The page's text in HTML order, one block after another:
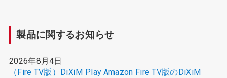
製品に関するお知らせ
2026年8月4日
（Fire TV版）DiXiM Play Amazon Fire TV版のDiXiM